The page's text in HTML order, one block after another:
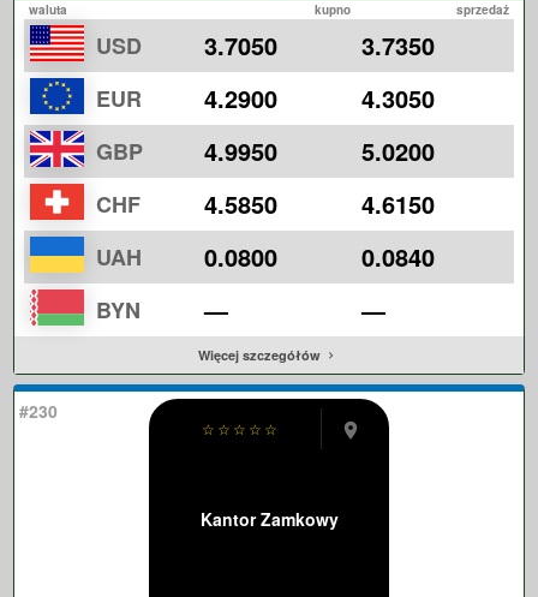
waluta kupno sprzedaż
USD 3.7050 3.7350
EUR 4.2900 4.3050
GBP 4.9950 5.0200
CHF 4.5850 4.6150
UAH 0.0800 0.0840
BYN — —
Więcej szczegółów
#230
☆
☆
☆
☆
☆
Kantor Zamkowy